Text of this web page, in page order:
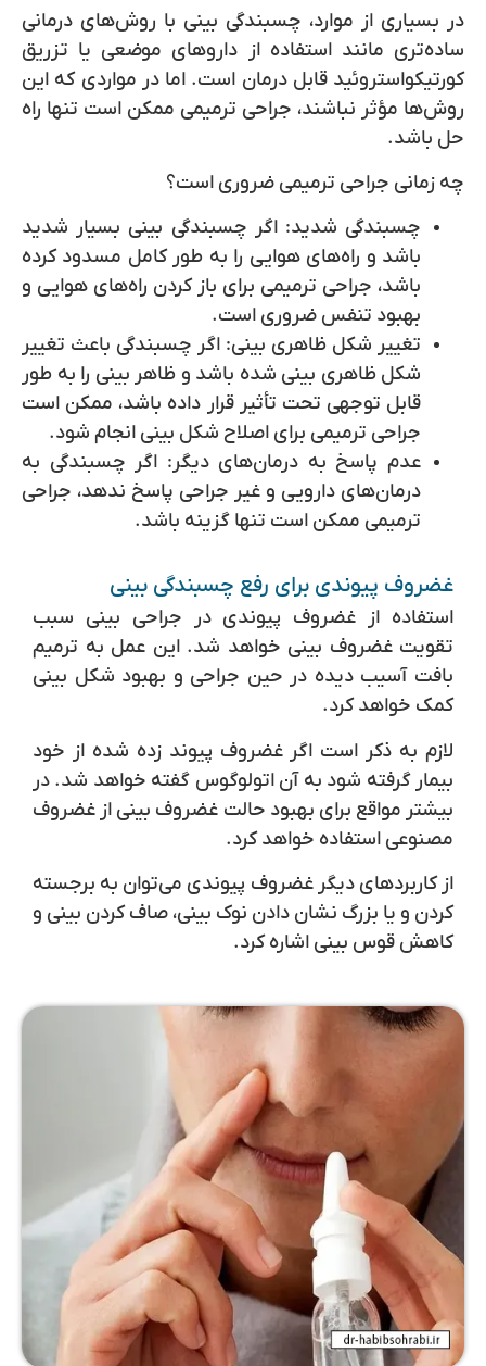
در بسیاری از موارد، چسبندگی بینی با روش‌های درمانی
ساده‌تری مانند استفاده از داروهای موضعی یا تزریق
کورتیکواستروئید قابل درمان است. اما در مواردی که این
روش‌ها مؤثر نباشند، جراحی ترمیمی ممکن است تنها راه
حل باشد.
چه زمانی جراحی ترمیمی ضروری است؟
چسبندگی شدید:اگر چسبندگی بینی بسیار شدید
باشد و راه‌های هوایی را به طور کامل مسدود کرده
باشد، جراحی ترمیمی برای باز کردن راه‌های هوایی و
بهبود تنفس ضروری است.
تغییر شکل ظاهری بینی:اگر چسبندگی باعث تغییر
شکل ظاهری بینی شده باشد و ظاهر بینی را به طور
قابل توجهی تحت تأثیر قرار داده باشد، ممکن است
جراحی ترمیمی برای اصلاح شکل بینی انجام شود.
عدم پاسخ به درمان‌های دیگر: اگر چسبندگی به
درمان‌های دارویی و غیر جراحی پاسخ ندهد، جراحی
ترمیمی ممکن است تنها گزینه باشد.
غضروف پیوندی برای رفع چسبندگی بینی
استفاده از غضروف پیوندی در جراحی بینی سبب
تقویت غضروف بینی خواهد شد. این عمل به ترمیم
بافت آسیب دیده در حین جراحی و بهبود شکل بینی
کمک خواهد کرد.
لازم به ذکر است اگر غضروف پیوند زده شده از خود
بیمار گرفته شود به آن اتولوگوس گفته خواهد شد. در
بیشتر مواقع برای بهبود حالت غضروف بینی از غضروف
مصنوعی استفاده خواهد کرد.
از کاربردهای دیگر غضروف پیوندی می‌توان به برجسته
کردن و یا بزرگ نشان دادن نوک بینی، صاف کردن بینی و
کاهش قوس بینی اشاره کرد.